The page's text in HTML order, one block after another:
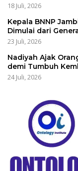
18 Juli, 2026
Kepala BNNP
Dimulai dari
23 Juli, 2026
Nadiyah Ajak
demi Tumbuh
24 Juli, 2026